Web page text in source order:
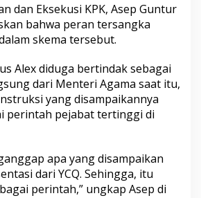
dan Eksekusi KPK, Asep Guntur
bahwa peran tersangka
skema tersebut.
Alex diduga bertindak sebagai
dari Menteri Agama saat itu,
yang disampaikannya
perintah pejabat tertinggi di
apa yang disampaikan
dari YCQ. Sehingga, itu
perintah,” ungkap Asep di